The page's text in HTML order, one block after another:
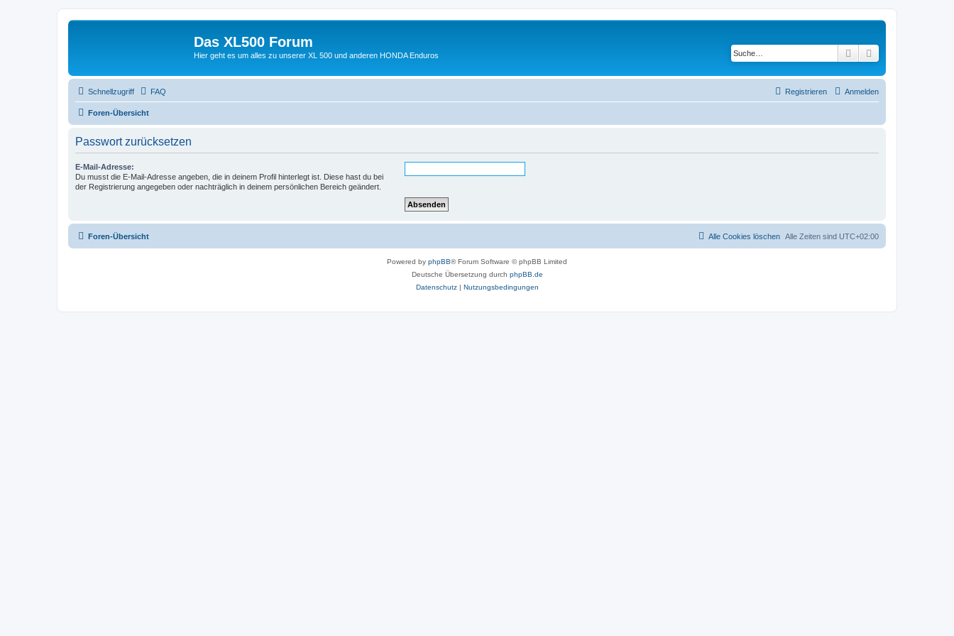
Das XL500 Forum
Hier geht es um alles zu unserer XL 500 und anderen HONDA Enduros Suche
Schnellzugriff FAQ Anmelden
Registrieren
Foren-Übersicht
Passwort zurücksetzen
E-Mail-Adresse:
Du musst die E-Mail-Adresse angeben, die in deinem Profil hinterlegt ist. Diese hast du bei
der Registrierung angegeben oder nachträglich in deinem persönlichen Bereich geändert.
Foren-Übersicht Alle Zeiten sind UTC+02:00
Alle Cookies löschen
Powered by phpBB® Forum Software © phpBB Limited
Deutsche Übersetzung durch phpBB.de
Datenschutz| Nutzungsbedingungen